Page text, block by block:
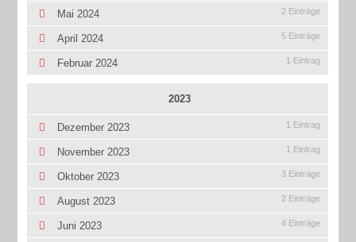
Mai 2024 2 Einträge
April 2024 5 Einträge
Februar 2024 1 Eintrag
2023
Dezember 2023 1 Eintrag
November 2023 1 Eintrag
Oktober 2023 3 Einträge
August 2023 2 Einträge
Juni 2023 4 Einträge